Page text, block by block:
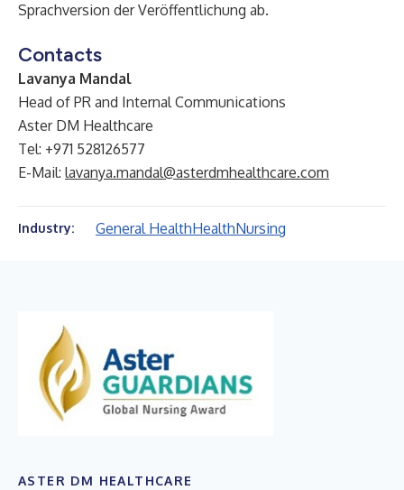
Sprachversion der Veröffentlichung ab.
Contacts
Lavanya Mandal
Head of PR and Internal Communications
Aster DM Healthcare
Tel: +971 528126577
E-Mail: lavanya.mandal@asterdmhealthcare.com
Industry: General HealthHealthNursing
ASTER DM HEALTHCARE